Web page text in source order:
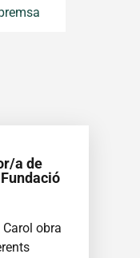
a de
obra